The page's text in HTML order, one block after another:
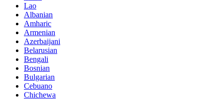
Lao
Albanian
Amharic
Armenian
Azerbaijani
Belarusian
Bengali
Bosnian
Bulgarian
Cebuano
Chichewa